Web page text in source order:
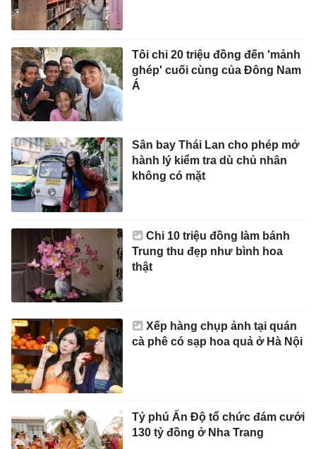
Tôi chi 20 triệu đồng đến 'mảnh
ghép' cuối cùng của Đông Nam
Á
Sân bay Thái Lan cho phép mở
hành lý kiểm tra dù chủ nhân
không có mặt
Chi 10 triệu đồng làm bánh
Trung thu đẹp như bình hoa
thật
Xếp hàng chụp ảnh tại quán
cà phê có sạp hoa quả ở Hà Nội
Tỷ phú Ấn Độ tổ chức đám cưới
130 tỷ đồng ở Nha Trang